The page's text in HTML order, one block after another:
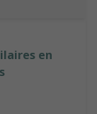
en